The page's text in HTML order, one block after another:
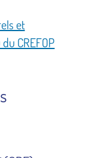
et
CREFOP